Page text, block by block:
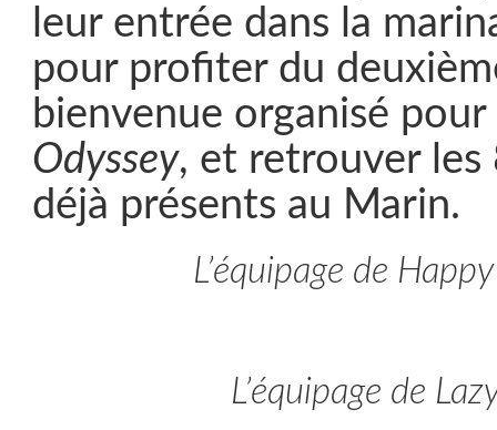
leur entrée dans la
pour profiter du
bienvenue organisé pour
Odyssey, et retrouver
déjà présents au Marin.
L’équipage de
L’équipage de